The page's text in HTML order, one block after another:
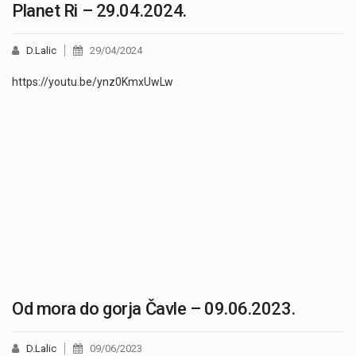
Planet Ri – 29.04.2024.
D.Lalic 29/04/2024
https://youtu.be/ynz0KmxUwLw
Od mora do gorja Čavle – 09.06.2023.
D.Lalic 09/06/2023